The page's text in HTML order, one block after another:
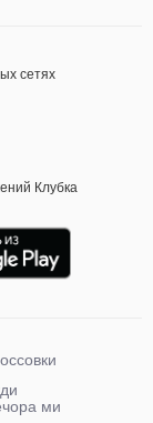
сетях
Клубка
ми